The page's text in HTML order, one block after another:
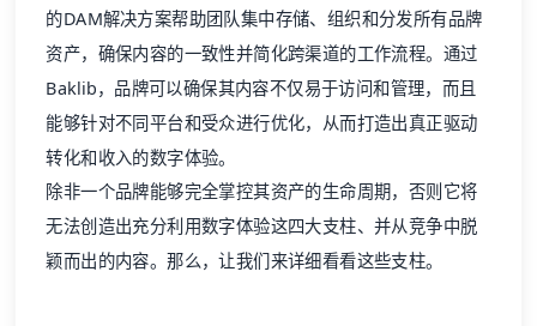
的DAM解决方案帮助团队集中存储、组织和分发所有品牌
资产，确保内容的一致性并简化跨渠道的工作流程。通过
Baklib，品牌可以确保其内容不仅易于访问和管理，而且
能够针对不同平台和受众进行优化，从而打造出真正驱动
转化和收入的数字体验。
除非一个品牌能够完全掌控其资产的生命周期，否则它将
无法创造出充分利用数字体验这四大支柱、并从竞争中脱
颖而出的内容。那么，让我们来详细看看这些支柱。